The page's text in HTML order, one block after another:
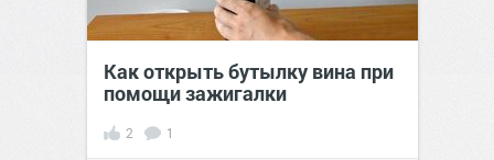
Как открыть бутылку вина при
помощи зажигалки
2 1